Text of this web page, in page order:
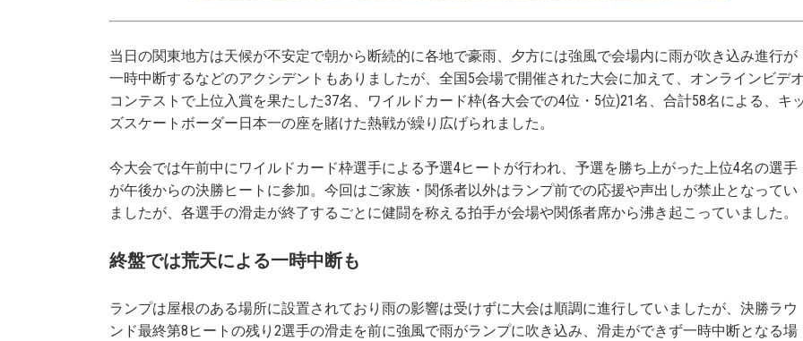
当日の関東地方は天候が不安定で朝から断続的に各地で豪雨、夕方には強風で会場内に雨が吹き込み進行が
一時中断するなどのアクシデントもありましたが、全国5会場で開催された大会に加えて、オンラインビデ
コンテストで上位入賞を果たした37名、ワイルドカード枠(各大会での4位・5位)21名、合計58名による、キ
ズスケートボーダー日本一の座を賭けた熱戦が繰り広げられました。
今大会では午前中にワイルドカード枠選手による予選4ヒートが行われ、予選を勝ち上がった上位4名の選手
が午後からの決勝ヒートに参加。今回はご家族・関係者以外はランプ前での応援や声出しが禁止となってい
ましたが、各選手の滑走が終了するごとに健闘を称える拍手が会場や関係者席から沸き起こっていました。
終盤では荒天による一時中断も
ランプは屋根のある場所に設置されており雨の影響は受けずに大会は順調に進行していましたが、決勝ラウ
ンド最終第8ヒートの残り2選手の滑走を前に強風で雨がランプに吹き込み、滑走ができず一時中断となる場